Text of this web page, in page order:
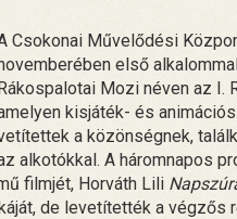
Csokonai Művelődési
első
Mozi néven az I.
kisjáték- és
a közönségnek,
alkotókkal. A háromnapos
filmjét, Horváth Lili
de levetítették a végzős